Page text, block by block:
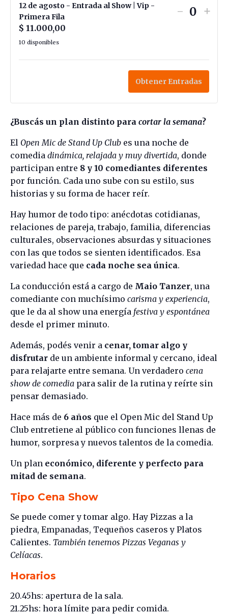
12 de agosto - Entrada al Show | Vip -
Primera Fila
$ 11.000,00
10 disponibles
- +
Obtener Entradas
¿Buscás un plan distinto para cortar la semana?
El Open Mic de Stand Up Club es una noche de
comedia dinámica, relajada y muy divertida, donde
participan entre 8 y 10 comediantes diferentes
por función. Cada uno sube con su estilo, sus
historias y su forma de hacer reír.
Hay humor de todo tipo: anécdotas cotidianas,
relaciones de pareja, trabajo, familia, diferencias
culturales, observaciones absurdas y situaciones
con las que todos se sienten identificados. Esa
variedad hace que cada noche sea única.
La conducción está a cargo de Maio Tanzer, una
comediante con muchísimo carisma y experiencia,
que le da al show una energía festiva y espontánea
desde el primer minuto.
Además, podés venir a cenar, tomar algo y
disfrutar de un ambiente informal y cercano, ideal
para relajarte entre semana. Un verdadero cena
show de comedia para salir de la rutina y reírte sin
pensar demasiado.
Hace más de 6 años que el Open Mic del Stand Up
Club entretiene al público con funciones llenas de
humor, sorpresa y nuevos talentos de la comedia.
Un plan económico, diferente y perfecto para
mitad de semana.
Tipo Cena Show
Se puede comer y tomar algo. Hay Pizzas a la
piedra, Empanadas, Tequeños caseros y Platos
Calientes. También tenemos Pizzas Veganas y
Celíacas.
Horarios
20.45hs: apertura de la sala.
21.25hs: hora límite para pedir comida.